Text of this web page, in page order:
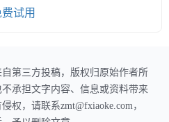
试用
第三方投稿，版权归原始作者所
承担文字内容、信息或资料带来
权，请联系zmt@fxiaoke.com，